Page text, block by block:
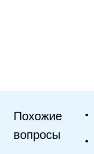
Похожие
вопросы